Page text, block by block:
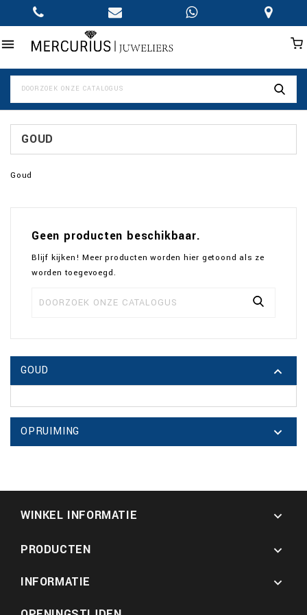

GOUD
Goud
Geen producten beschikbaar.
Blijf kijken! Meer producten worden hier getoond als ze
worden toegevoegd.
GOUD 
OPRUIMING 
WINKEL INFORMATIE 
PRODUCTEN

INFORMATIE
